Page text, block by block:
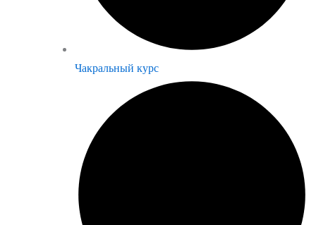
Чакральный курс